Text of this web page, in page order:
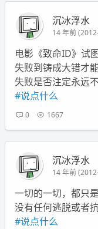
沉冰浮水
14 年前
电影《致命ID》试
失败到铸成大错才
失败是否注定永远
#说点什么
0 1667
沉冰浮水
14 年前
一切的一切，都只
没有任何逃脱或者
#说点什么